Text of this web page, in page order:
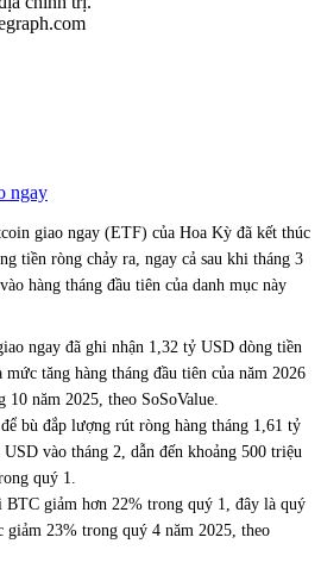
ngay
giao ngay (ETF) của Hoa Kỳ đã kết thúc
tiền ròng chảy ra, ngay cả sau khi tháng 3
hàng tháng đầu tiên của danh mục này
ngay đã ghi nhận 1,32 tỷ USD dòng tiền
tăng hàng tháng đầu tiên của năm 2026
10 năm 2025, theo SoSoValue.
bù đắp lượng rút ròng hàng tháng 1,61 tỷ
vào tháng 2, dẫn đến khoảng 500 triệu
quý 1.
BTC giảm hơn 22% trong quý 1, đây là quý
23% trong quý 4 năm 2025, theo